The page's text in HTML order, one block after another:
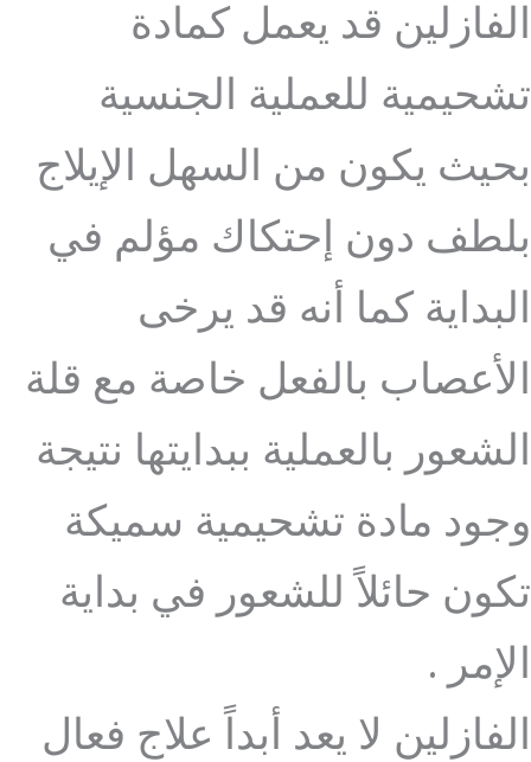
الفازلين قد يعمل كمادة
تشحيمية للعملية الجنسية
بحيث يكون من السهل الإيلاج
بلطف دون إحتكاك مؤلم في
البداية كما أنه قد يرخى
الأعصاب بالفعل خاصة مع قلة
الشعور بالعملية ببدايتها نتيجة
وجود مادة تشحيمية سميكة
تكون حائلاً للشعور في بداية
الإمر .
الفازلين لا يعد أبداً علاج فعال